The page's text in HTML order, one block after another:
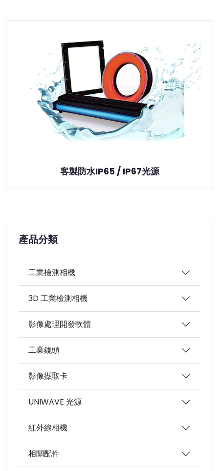
客製防水IP65 / IP67光源
產品分類
工業檢測相機
3D 工業檢測相機
影像處理開發軟體
工業鏡頭
影像擷取卡
UNIWAVE 光源
紅外線相機
相關配件